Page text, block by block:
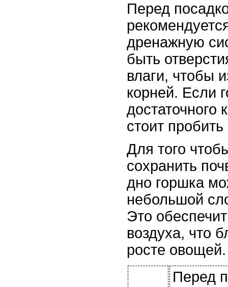
Перед
дренажную
быть
влаги, чтобы
корней. Если
достаточного
стоит
Для того
сохранить
дно горшка
небольшой
Это
воздуха, что
росте овощей.
Перед